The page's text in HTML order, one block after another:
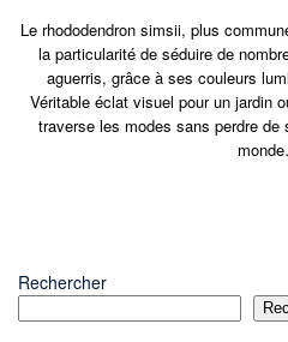
Le rhododendron simsii, plus
la particularité de séduire de
aguerris, grâce à ses couleurs
Véritable éclat visuel pour un jardin
traverse les modes sans perdre
Rechercher